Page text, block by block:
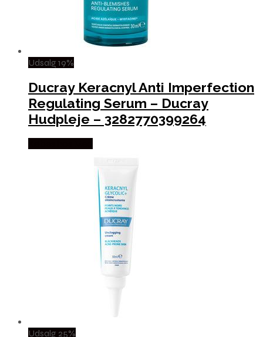
Udsalg 19%
Ducray Keracnyl Anti Imperfection
Regulating Serum – Ducray
Hudpleje – 3282770399264
Udsalg 25%